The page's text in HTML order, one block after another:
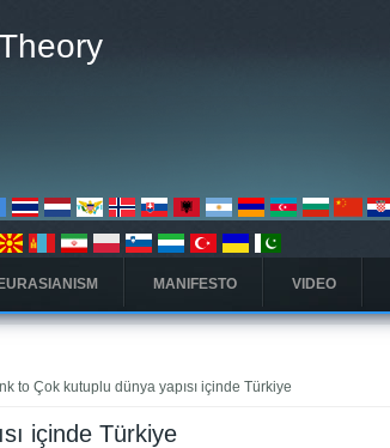
EURASIANISM MANIFESTO VIDEO
to Çok kutuplu dünya yapısı içinde Türkiye
içinde Türkiye